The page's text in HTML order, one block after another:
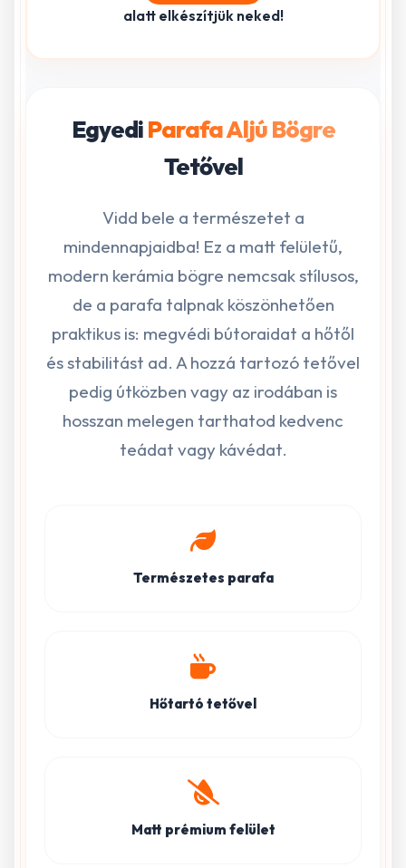
alatt elkészítjük neked!
EgyediParafa Aljú Bögre
Tetővel
Vidd bele a természetet a
mindennapjaidba! Ez a matt felületű,
modern kerámia bögre nemcsak stílusos,
de a parafa talpnak köszönhetően
praktikus is: megvédi bútoraidat a hőtől
és stabilitást ad. A hozzá tartozó tetővel
pedig útközben vagy az irodában is
hosszan melegen tarthatod kedvenc
teádat vagy kávédat.
Természetes parafa
Hőtartó tetővel
Matt prémium felület